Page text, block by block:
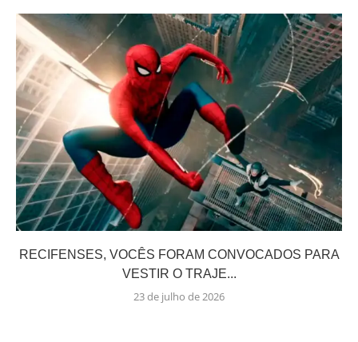
RECIFENSES, VOCÊS FORAM CONVOCADOS PARA
VESTIR O TRAJE...
23 de julho de 2026